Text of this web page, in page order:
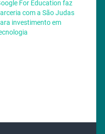
For Education faz
com a São Judas
investimento em